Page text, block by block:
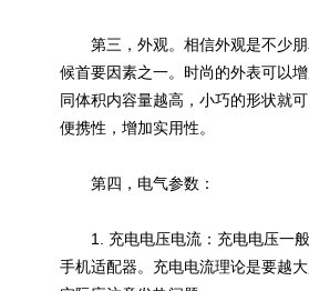
第三，外观。相信外观是不少朋
候首要因素之一。时尚的外表可以
同体积内容量越高，小巧的形状就
便携性，增加实用性。
第四，电气参数：
1. 充电电压电流：充电电压一般
手机适配器。充电电流理论是要越大